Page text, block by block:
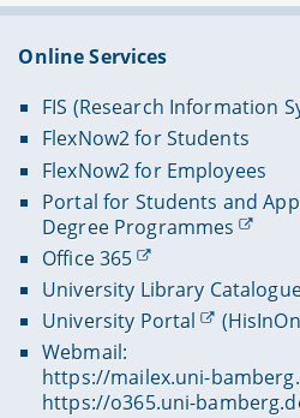
Online Services
FIS (Research Information
FlexNow2 for Students
FlexNow2 for Employees
Portal for Students and
Degree Programmes
Office 365
University Library
University Portal
Webmail:
https://mailex.uni-
https://o365.uni-